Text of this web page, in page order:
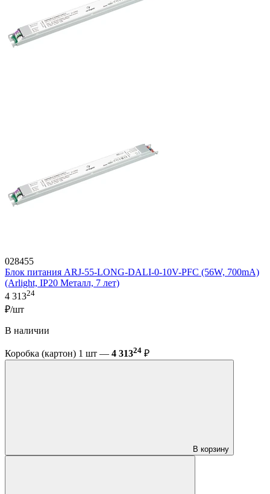
028455
Блок питания ARJ-55-LONG-DALI-0-10V-PFC (56W, 700mA)
(Arlight, IP20 Металл, 7 лет)
4 31324
₽/шт
В наличии
Коробка (картон) 1 шт — 4 31324 ₽
В корзину